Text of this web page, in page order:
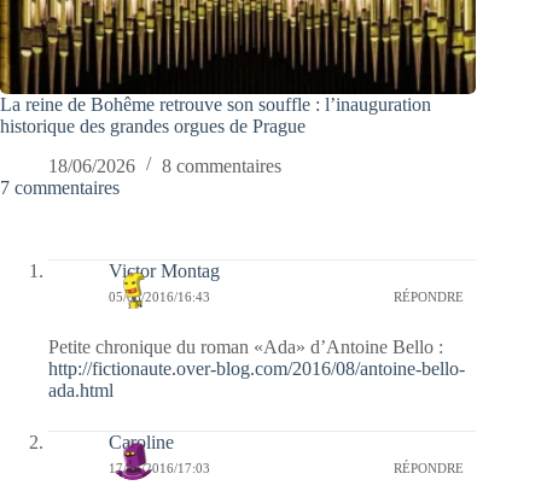
La reine de Bohême retrouve son souffle : l’inauguration
historique des grandes orgues de Prague
18/06/2026
8 commentaires
7 commentaires
Victor Montag
05/08/2016/16:43 RÉPONDRE
Petite chronique du roman «Ada» d’Antoine Bello :
http://fictionaute.over-blog.com/2016/08/antoine-bello-
ada.html
Caroline
17/07/2016/17:03 RÉPONDRE